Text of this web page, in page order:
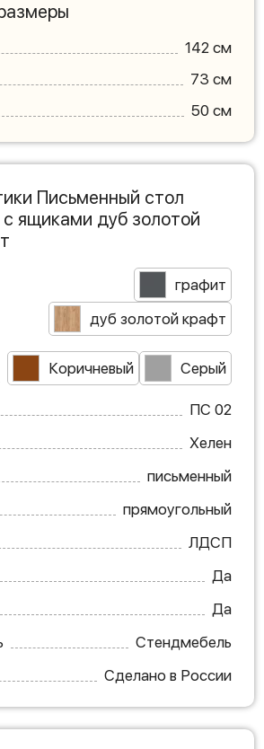
142 см
73 см
50 см
Письменный стол
ящиками дуб золотой
графит
дуб золотой крафт
Коричневый Серый
ПС 02
Хелен
письменный
прямоугольный
ЛДСП
Да
Да
Стендмебель
Сделано в России